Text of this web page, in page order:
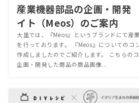
産業機器部品の企画・開
イト（Meos）のご案内
大里では、『Meos』というブランドにて産
を行っております。 『Meos』についてのコ
作成しましたのでご紹介します。 こちらの
企画・開発した商品の商品画像...